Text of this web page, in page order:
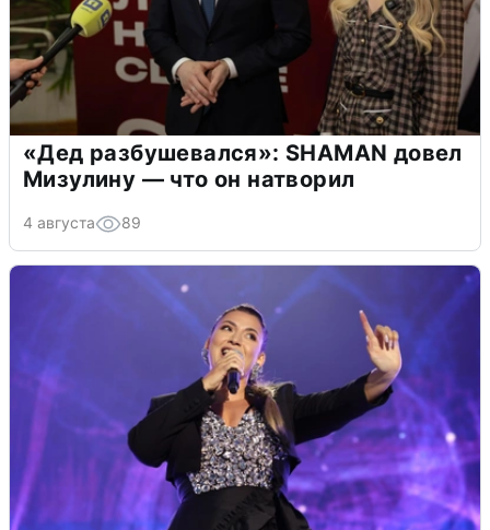
«Дед разбушевался»: SHAMAN довел
Мизулину — что он натворил
4 августа 89